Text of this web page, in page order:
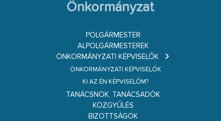
Önkormányzat
POLGÁRMESTER
ALPOLGÁRMESTEREK
ÖNKORMÁNYZATI KÉPVISELŐK
ÖNKORMÁNYZATI KÉPVISELŐK
KI AZ ÉN KÉPVISELŐM?
TANÁCSNOK, TANÁCSADÓK
KÖZGYŰLÉS
BIZOTTSÁGOK